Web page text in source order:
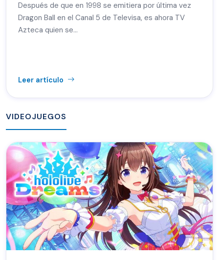
Después de que en 1998 se emitiera por última vez
Dragon Ball en el Canal 5 de Televisa, es ahora TV
Azteca quien se...
Leer artículo
VIDEOJUEGOS